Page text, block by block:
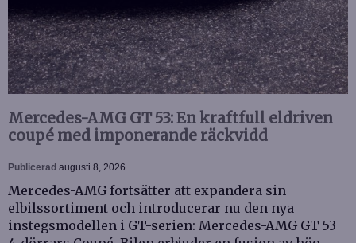
Mercedes-AMG GT 53: En kraftfull eldriven
coupé med imponerande räckvidd
Publicerad augusti 8, 2026
Mercedes-AMG fortsätter att expandera sin
elbilssortiment och introducerar nu den nya
instegsmodellen i GT-serien: Mercedes-AMG GT 53